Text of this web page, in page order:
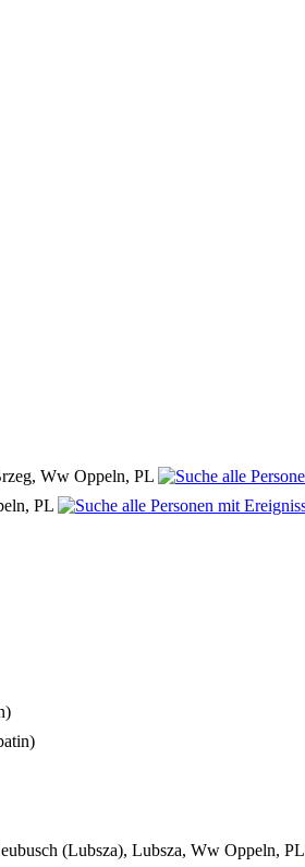
Ww Oppeln, PL
PL
(Lubsza), Lubsza, Ww Oppeln, PL